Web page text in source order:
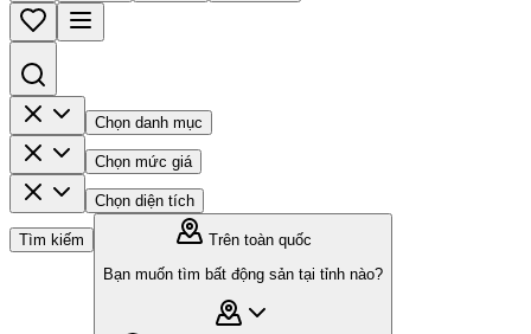
Chọn danh mục
Chọn mức giá
Chọn diện tích
Tìm kiếm
Trên toàn quốc
Bạn muốn tìm bất động sản tại tỉnh nào?